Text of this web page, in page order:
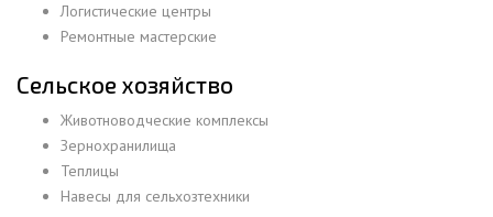
Логистические центры
Ремонтные мастерские
Сельское хозяйство
Животноводческие комплексы
Зернохранилища
Теплицы
Навесы для сельхозтехники